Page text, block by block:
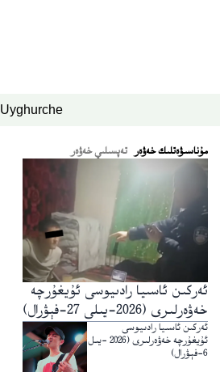
Uyghurche
ﻣﯘﻧﺎﺳﯩﯟﻩﺗﻠﯩﻚ ﺧﻪﯞﻩﺭ تەپسىلىي خەۋەر
ئەركىن ئاسىيا رادىيوسى ئۇيغۇرچە
خەۋەرلىرى (2026-يىلى 27-فېۋرال)
ئەركىن ئاسىيا رادىيوسى
ئۇيغۇرچە خەۋەرلىرى (2026 -يىل
6-فېۋرال)